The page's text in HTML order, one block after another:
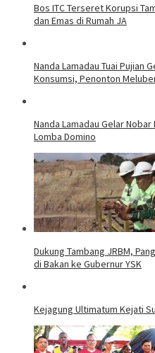
Bos ITC Terseret Korupsi
dan Emas di Rumah JA
Nanda Lamadau Tuai Pujian
Konsumsi, Penonton
Nanda Lamadau Gelar
Lomba Domino
Dukung Tambang JRBM,
di Bakan ke Gubernur YSK
Kejagung Ultimatum Kejati